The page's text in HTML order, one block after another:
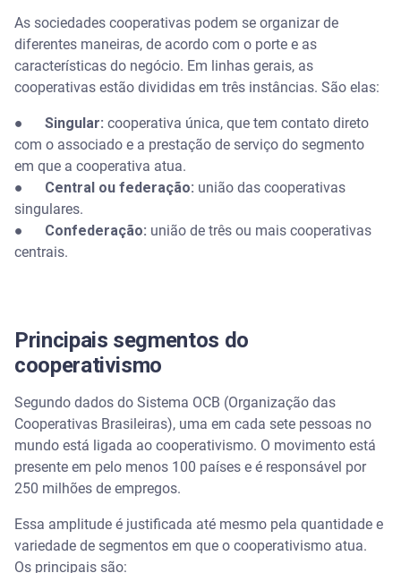
As sociedades cooperativas podem se organizar de
diferentes maneiras, de acordo com o porte e as
características do negócio. Em linhas gerais, as
cooperativas estão divididas em três instâncias. São elas:
● Singular: cooperativa única, que tem contato direto
com o associado e a prestação de serviço do segmento
em que a cooperativa atua.
● Central ou federação: união das cooperativas
singulares.
● Confederação: união de três ou mais cooperativas
centrais.
Principais segmentos do
cooperativismo
Segundo dados do Sistema OCB (Organização das
Cooperativas Brasileiras), uma em cada sete pessoas no
mundo está ligada ao cooperativismo. O movimento está
presente em pelo menos 100 países e é responsável por
250 milhões de empregos.
Essa amplitude é justificada até mesmo pela quantidade e
variedade de segmentos em que o cooperativismo atua.
Os principais são: